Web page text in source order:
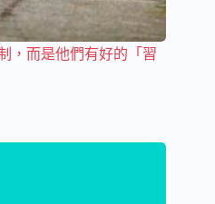
，而是他們有好的「習